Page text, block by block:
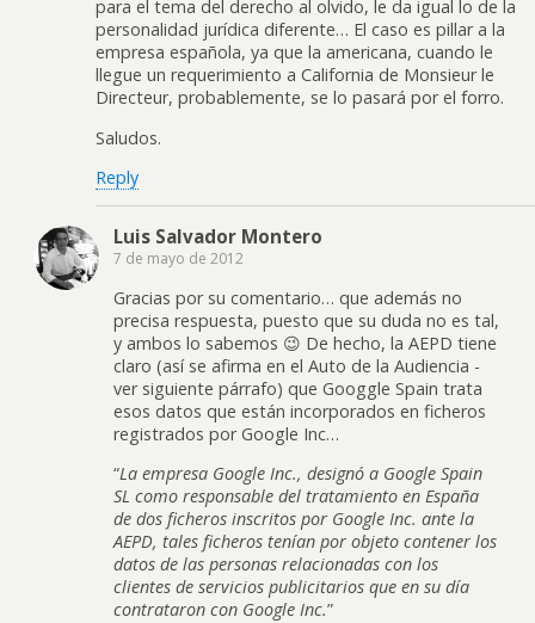
para el tema del derecho al olvido, le da igual lo de la
personalidad jurídica diferente… El caso es pillar a la
empresa española, ya que la americana, cuando le
llegue un requerimiento a California de Monsieur le
Directeur, probablemente, se lo pasará por el forro.
Saludos.
Reply
Luis Salvador Montero
7 de mayo de 2012
Gracias por su comentario… que además no
precisa respuesta, puesto que su duda no es tal,
y ambos lo sabemos 😉 De hecho, la AEPD tiene
claro (así se afirma en el Auto de la Audiencia -
ver siguiente párrafo) que Googgle Spain trata
esos datos que están incorporados en ficheros
registrados por Google Inc…
“La empresa Google Inc., designó a Google Spain
SL como responsable del tratamiento en España
de dos ficheros inscritos por Google Inc. ante la
AEPD, tales ficheros tenían por objeto contener los
datos de las personas relacionadas con los
clientes de servicios publicitarios que en su día
contrataron con Google Inc.”